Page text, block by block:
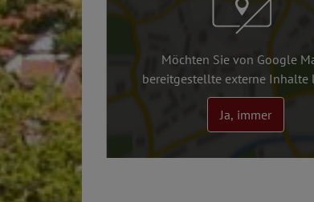
Möchten Sie von Google
bereitgestellte externe Inhalte
Ja, immer